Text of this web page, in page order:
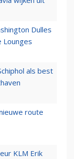
Dulles
Lounges
als best
route
KLM Erik